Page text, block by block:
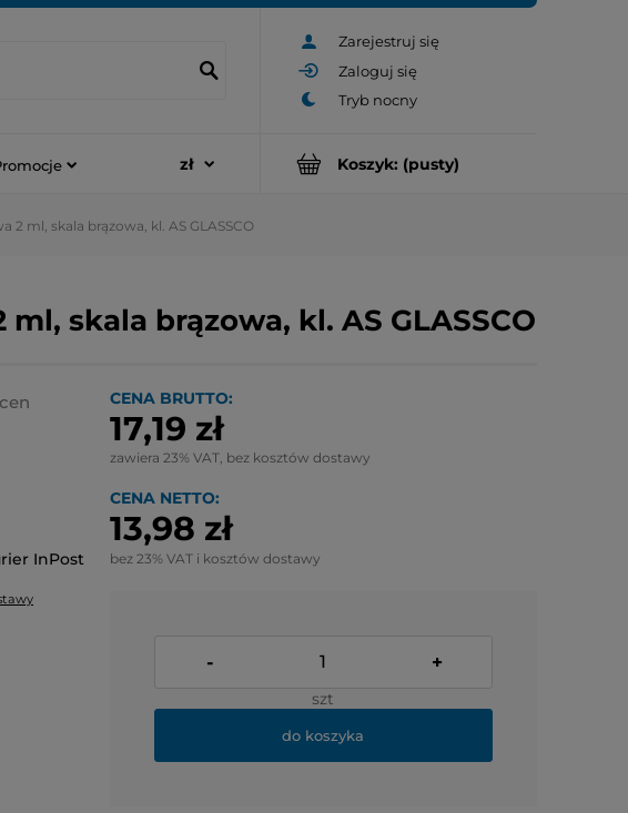
Zarejestruj się
Zaloguj się
Koszyk: (pusty)
2 ml, skala brązowa, kl. AS GLASSCO
skala brązowa, kl. AS GLASSCO
InPost
CENA BRUTTO:
17,19 zł
zawiera 23% VAT, bez kosztów dostawy
CENA NETTO:
13,98 zł
bez 23% VAT i kosztów dostawy
- +
szt
do koszyka